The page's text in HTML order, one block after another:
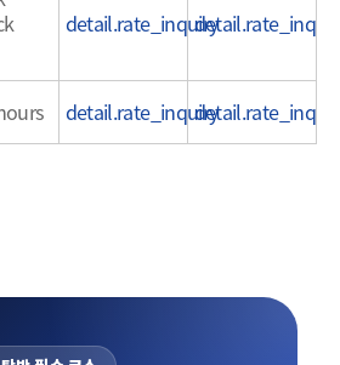
detail.rate_inquiry
detail.rate_inquiry